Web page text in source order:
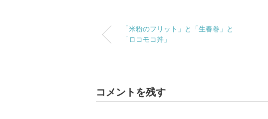
「米粉のフリット」と「生春巻」と
「ロコモコ丼」
コメントを残す